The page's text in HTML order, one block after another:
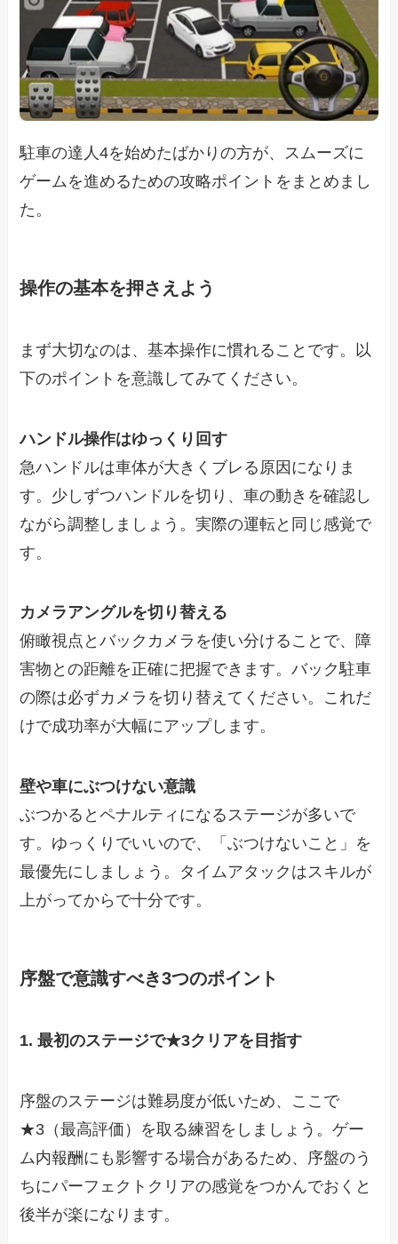
駐車の達人4を始めたばかりの方が、スムーズに
ゲームを進めるための攻略ポイントをまとめまし
た。
操作の基本を押さえよう
まず大切なのは、基本操作に慣れることです。以
下のポイントを意識してみてください。
ハンドル操作はゆっくり回す
急ハンドルは車体が大きくブレる原因になりま
す。少しずつハンドルを切り、車の動きを確認し
ながら調整しましょう。実際の運転と同じ感覚で
す。
カメラアングルを切り替える
俯瞰視点とバックカメラを使い分けることで、障
害物との距離を正確に把握できます。バック駐車
の際は必ずカメラを切り替えてください。これだ
けで成功率が大幅にアップします。
壁や車にぶつけない意識
ぶつかるとペナルティになるステージが多いで
す。ゆっくりでいいので、「ぶつけないこと」を
最優先にしましょう。タイムアタックはスキルが
上がってからで十分です。
序盤で意識すべき3つのポイント
1. 最初のステージで★3クリアを目指す
序盤のステージは難易度が低いため、ここで
★3（最高評価）を取る練習をしましょう。ゲー
ム内報酬にも影響する場合があるため、序盤のう
ちにパーフェクトクリアの感覚をつかんでおくと
後半が楽になります。